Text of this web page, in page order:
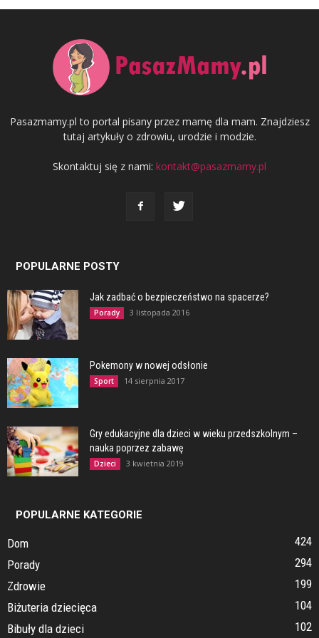
Pasazmamy.pl to portal pisany przez mamę dla mam. Znajdziesz
tutaj artykuły o zdrowiu, urodzie i modzie.
Skontaktuj się z nami: kontakt@pasazmamy.pl
POPULARNE POSTY
Jak zadbać o bezpieczeństwo na spacerze?
Porady 3 listopada 2016
Pokemony w nowej odsłonie
Sport 14 sierpnia 2017
Gry edukacyjne dla dzieci w wieku przedszkolnym –
nauka poprzez zabawę
Dzieci 3 kwietnia 2019
POPULARNE KATEGORIE
Dom
424
Porady
294
Zdrowie
199
Biżuteria dziecięca
104
Bibuły dla dzieci
102